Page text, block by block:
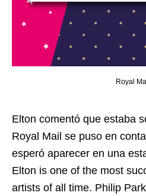
Royal
Elton comentó que estaba
Royal Mail se puso en
esperó aparecer en una
Elton is one of the most
artists of all time. Philip